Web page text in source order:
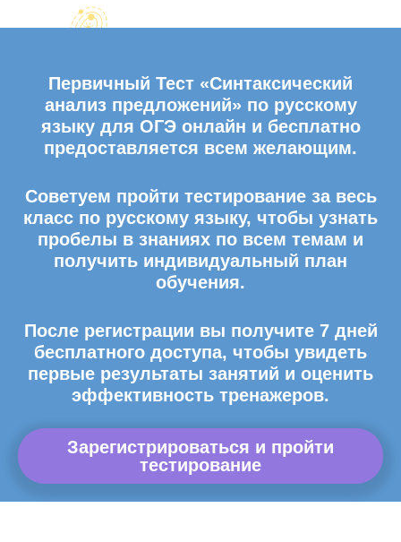
Первичный Тест «Синтаксический
анализ предложений» по русскому
языку для ОГЭ онлайн и бесплатно
предоставляется всем желающим.
Советуем пройти тестирование за весь
класс по русскому языку, чтобы узнать
пробелы в знаниях по всем темам и
получить индивидуальный план
обучения.
После регистрации вы получите 7 дней
бесплатного доступа, чтобы увидеть
первые результаты занятий и оценить
эффективность тренажеров.
Зарегистрироваться и пройти
тестирование